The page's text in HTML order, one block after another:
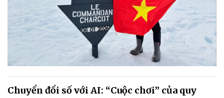
Chuyển đổi số với AI: “Cuộc chơi” của quy